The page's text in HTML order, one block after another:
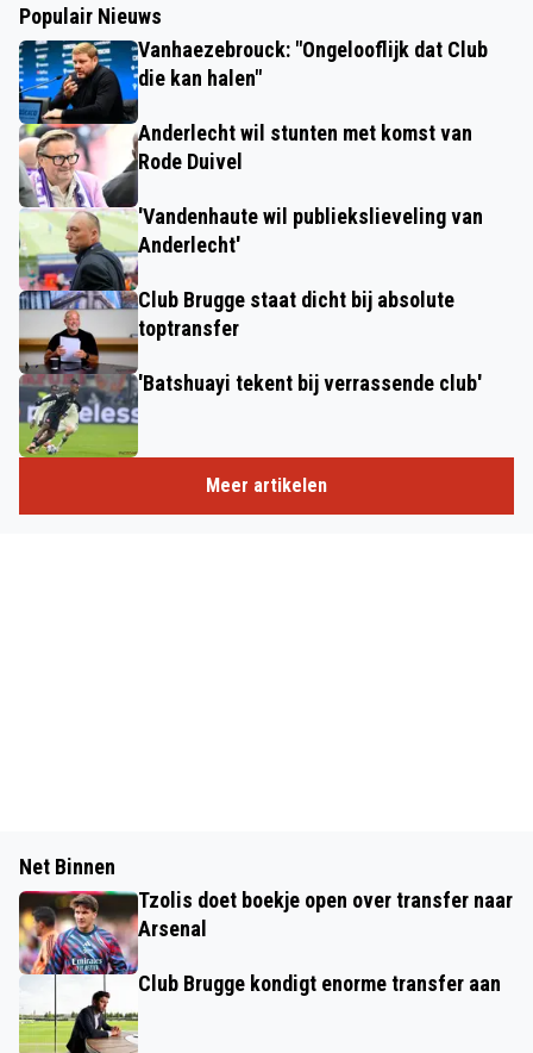
Populair Nieuws
Vanhaezebrouck: "Ongelooflijk dat Club
die kan halen"
Anderlecht wil stunten met komst van
Rode Duivel
'Vandenhaute wil publiekslieveling van
Anderlecht'
Club Brugge staat dicht bij absolute
toptransfer
'Batshuayi tekent bij verrassende club'
Meer artikelen
Net Binnen
Tzolis doet boekje open over transfer naar
Arsenal
Club Brugge kondigt enorme transfer aan